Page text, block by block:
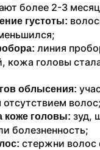
более 2-3
густоты:
линия
кожа головы
облысения:
волос;
коже головы: зуд,
болезненность;
стержни волос